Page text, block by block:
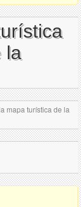
la
mapa turística de la